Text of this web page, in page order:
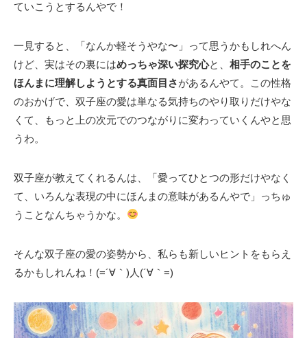
ていこうとするんやで！
一見すると、「なんか軽そうやな〜」って思うかもしれへん
けど、実はその裏にはめっちゃ深い探究心と、 相手のことを
ほんまに理解しようとする真面目さがあるんやて。この性格
のおかげで、双子座の愛は単なる気持ちのやり取りだけやな
くて、もっと上の次元でのつながりに変わっていくんやと思
うわ。
双子座が教えてくれるんは、「愛ってひとつの形だけやなく
て、いろんな表現の中にほんまの意味があるんやで」っちゅ
うことなんちゃうかな。
そんな双子座の愛の姿勢から、私らも新しいヒントをもらえ
るかもしれんね！(=´∀｀)人(´∀｀=)